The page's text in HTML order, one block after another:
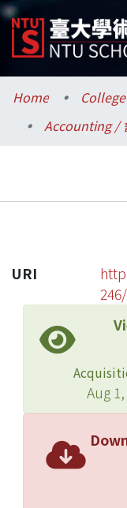
Communities &
Research
Home
Accounting /
URI
Aug